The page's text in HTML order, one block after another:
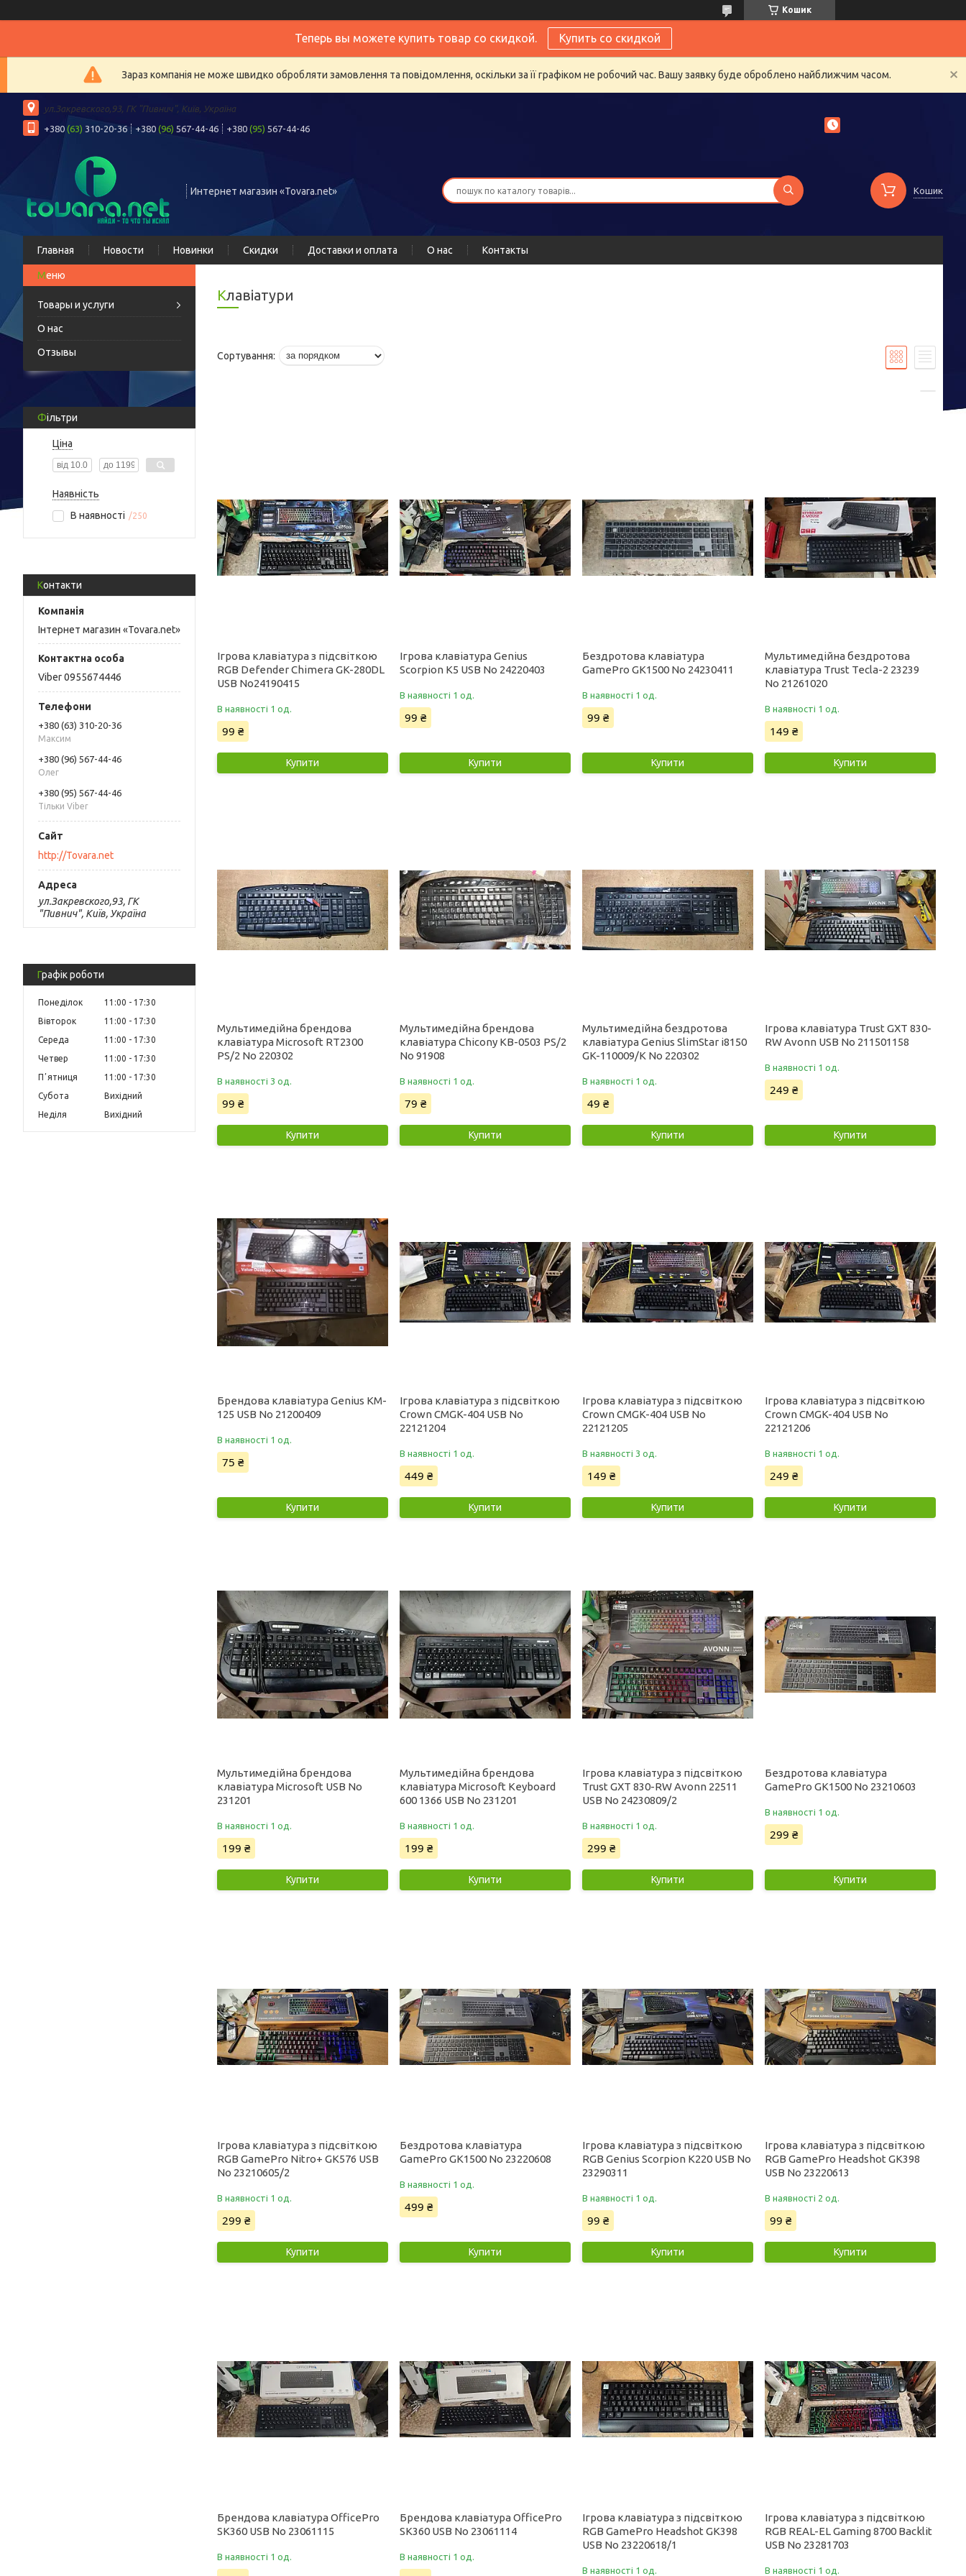
Кошик
Теперь вы можете купить товар со скидкой. Купить со скидкой
Зараз компанія не може швидко обробляти замовлення та повідомлення, оскільки за її графіком не робочий час. Вашу заявку буде оброблено найближчим часом.
ул.Закревского,93, ГК "Пивнич", Київ, Україна
+380 (63) 310-20-36 +380 (96) 567-44-46 +380 (95) 567-44-46
Интернет магазин «Tovara.net» Кошик
Главная Новости Новинки Скидки Доставки и оплата О нас Контакты
Товары и услуги
О нас
Отзывы
Фільтри
Ціна
Наявність
В наявності
250
Контакти
Інтернет магазин «Tovara.net»
Viber 0955674446
+380 (63) 310-20-36
Максим
+380 (96) 567-44-46
Олег
+380 (95) 567-44-46
Тільки Viber
http://Tovara.net
ул.Закревского,93, ГК
"Пивнич", Київ, Україна
Графік роботи
Понеділок 11:00
17:30
Вівторок
11:00
17:30
Середа
11:00
17:30
Четвер
11:00
17:30
Пʼятниця
11:00
17:30
Субота
Вихідний
Неділя
Вихідний
Клавіатури
Ігрова клавіатура з підсвіткою
RGB Defender Chimera GK-280DL
USB No24190415
В наявності 1 од.
99 ₴
Купити
Ігрова клавіатура Genius
Scorpion K5 USB No 24220403
В наявності 1 од.
99 ₴
Купити
Бездротова клавіатура
GamePro GK1500 No 24230411
В наявності 1 од.
99 ₴
Купити
Мультимедійна бездротова
клавіатура Trust Tecla-2 23239
No 21261020
В наявності 1 од.
149 ₴
Купити
Мультимедійна брендова
клавіатура Microsoft RT2300
PS/2 No 220302
В наявності 3 од.
99 ₴
Купити
Мультимедійна брендова
клавіатура Chicony KB-0503 PS/2
No 91908
В наявності 1 од.
79 ₴
Купити
Мультимедійна бездротова
клавіатура Genius SlimStar i8150
GK-110009/K No 220302
В наявності 1 од.
49 ₴
Купити
Ігрова клавіатура Trust GXT 830-
RW Avonn USB No 211501158
В наявності 1 од.
249 ₴
Купити
Брендова клавіатура Genius KM-
125 USB No 21200409
В наявності 1 од.
75 ₴
Купити
Ігрова клавіатура з підсвіткою
Crown CMGK-404 USB No
22121204
В наявності 1 од.
449 ₴
Купити
Ігрова клавіатура з підсвіткою
Crown CMGK-404 USB No
22121205
В наявності 3 од.
149 ₴
Купити
Ігрова клавіатура з підсвіткою
Crown CMGK-404 USB No
22121206
В наявності 1 од.
249 ₴
Купити
Мультимедійна брендова
клавіатура Microsoft USB No
231201
В наявності 1 од.
199 ₴
Купити
Мультимедійна брендова
клавіатура Microsoft Keyboard
600 1366 USB No 231201
В наявності 1 од.
199 ₴
Купити
Ігрова клавіатура з підсвіткою
Trust GXT 830-RW Avonn 22511
USB No 24230809/2
В наявності 1 од.
299 ₴
Купити
Бездротова клавіатура
GamePro GK1500 No 23210603
В наявності 1 од.
299 ₴
Купити
Ігрова клавіатура з підсвіткою
RGB GamePro Nitro+ GK576 USB
No 23210605/2
В наявності 1 од.
299 ₴
Купити
Бездротова клавіатура
GamePro GK1500 No 23220608
В наявності 1 од.
499 ₴
Купити
Ігрова клавіатура з підсвіткою
RGB Genius Scorpion K220 USB No
23290311
В наявності 1 од.
99 ₴
Купити
Ігрова клавіатура з підсвіткою
RGB GamePro Headshot GK398
USB No 23220613
В наявності 2 од.
99 ₴
Купити
Брендова клавіатура OfficePro
SK360 USB No 23061115
В наявності 1 од.
Брендова клавіатура OfficePro
SK360 USB No 23061114
В наявності 1 од.
Ігрова клавіатура з підсвіткою
RGB GamePro Headshot GK398
USB No 23220618/1
В наявності 1 од.
Ігрова клавіатура з підсвіткою
RGB REAL-EL Gaming 8700 Backlit
USB No 23281703
В наявності 1 од.